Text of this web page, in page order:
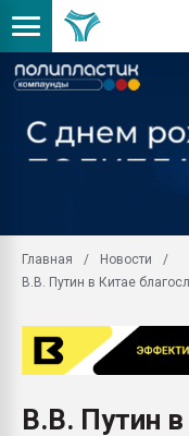
Главная
Новости
В.В. Путин в Китае
В.В. Путин